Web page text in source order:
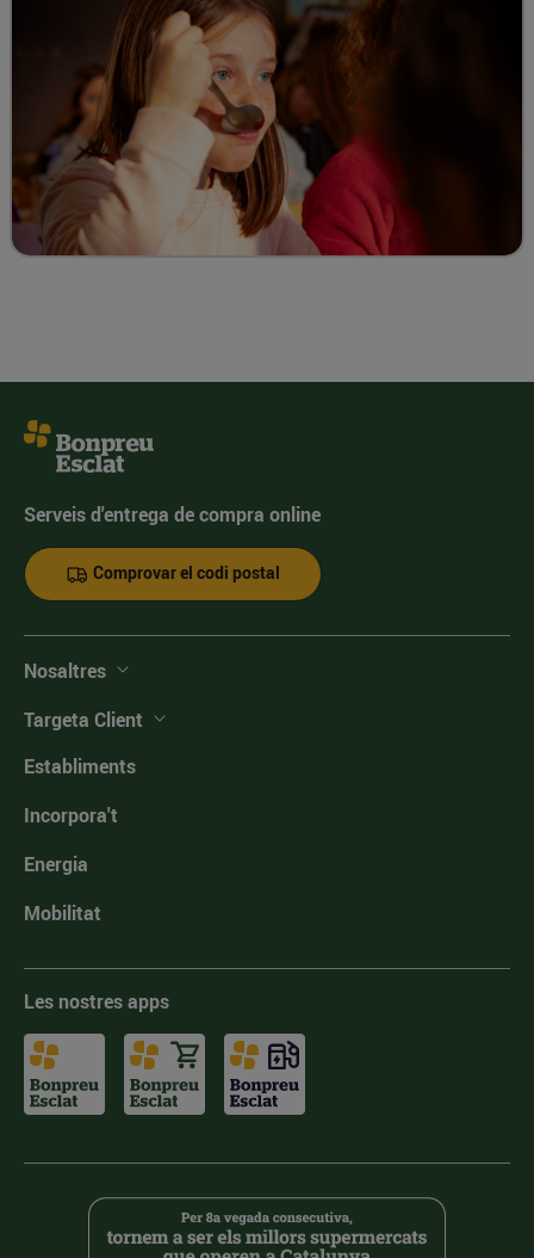
Serveis d'entrega de compra online
Comprovar el codi postal
Nosaltres
Targeta Client
Establiments
Incorpora't
Energia
Mobilitat
Les nostres apps